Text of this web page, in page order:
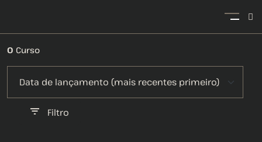
0 Curso
Filtro